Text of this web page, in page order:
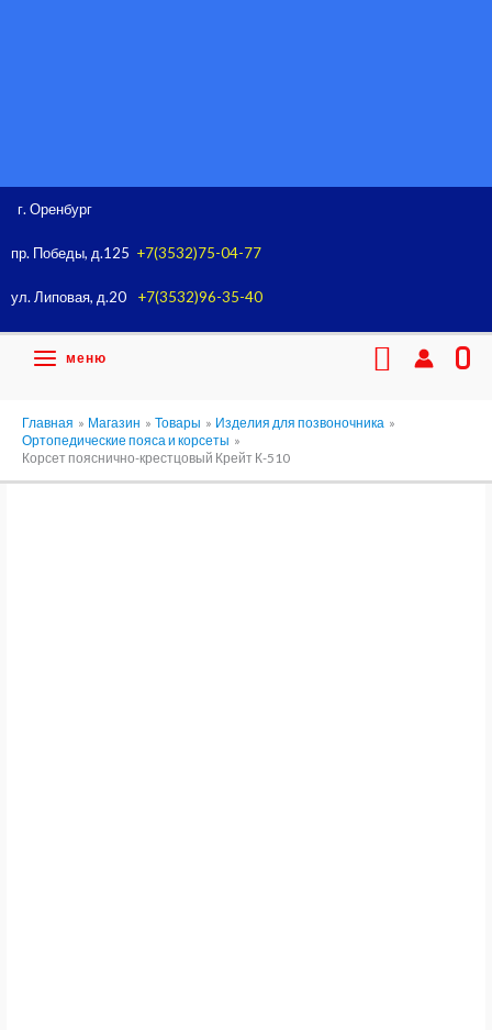
г. Оренбург
пр. Победы, д.125 +7(3532)75-04-77
ул. Липовая, д.20 +7(3532)96-35-40
меню Поиск
Главная Магазин Товары
Изделия для позвоночника
Ортопедические пояса и корсеты
Корсет пояснично-крестцовый Крейт К-510